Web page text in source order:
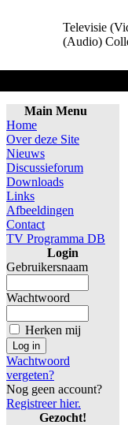
Televisie
(Audio)
Main Menu
Home
Over deze Site
Nieuws
Discussieforum
Downloads
Links
Afbeeldingen
Contact
TV Programma DB
Login
Gebruikersnaam
Wachtwoord
Herken mij
Wachtwoord
vergeten?
Nog geen account?
Registreer hier.
Gezocht!